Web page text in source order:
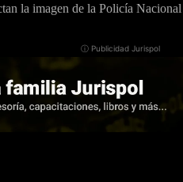
la imagen de la Policía
ⓘ Publicidad Jurispol